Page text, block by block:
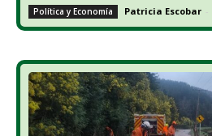
Política y Economía Patricia Escobar -